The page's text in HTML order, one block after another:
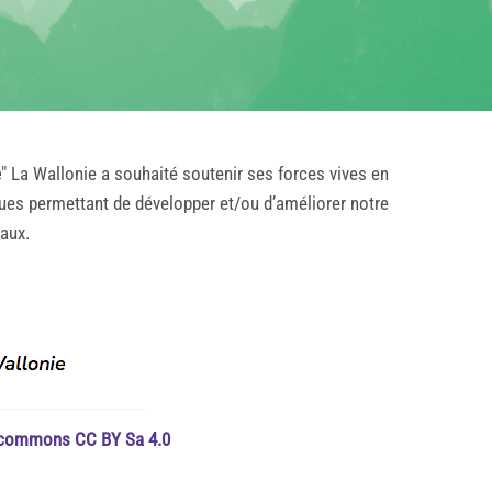
" La Wallonie a souhaité soutenir ses forces vives en
permettant de développer et/ou d’améliorer notre
CC BY Sa 4.0